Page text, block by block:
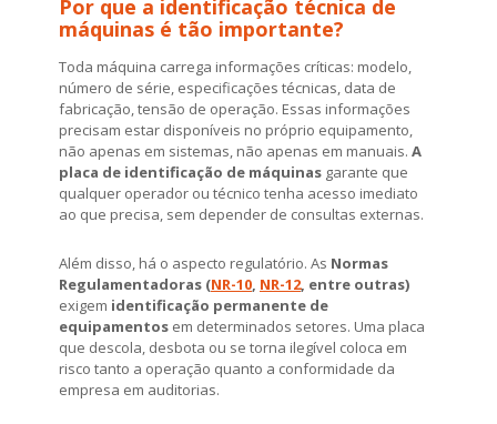
Por que a identificação técnica de
máquinas é tão importante?
Toda máquina carrega informações críticas: modelo,
número de série, especificações técnicas, data de
fabricação, tensão de operação. Essas informações
precisam estar disponíveis no próprio equipamento,
não apenas em sistemas, não apenas em manuais. A
placa de identificação de máquinas garante que
qualquer operador ou técnico tenha acesso imediato
ao que precisa, sem depender de consultas externas.
Além disso, há o aspecto regulatório. As Normas
Regulamentadoras (NR-10, NR-12, entre outras)
exigem identificação permanente de
equipamentos em determinados setores. Uma placa
que descola, desbota ou se torna ilegível coloca em
risco tanto a operação quanto a conformidade da
empresa em auditorias.